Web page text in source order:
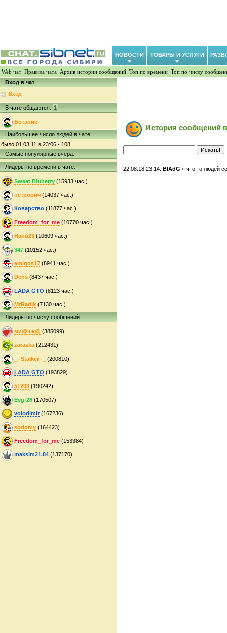
НОВОСТИ ТОВАРЫ И УСЛУГИ
Web чат Правила чата Архив истории сообщений Топ по времени Топ по числу
Вход в чат
Вход
В чате общаются: 1
Ботаник
Наибольшее число людей в чате:
было 01.03.11 в 23:06 - 108
Самые популярные вчера:
Лидеры по времени в чате:
Sweet Bluberry (15933 час.)
петрович (14037 час.)
Коварство (11877 час.)
Freedom_for_me (10770 час.)
Наив23 (10609 час.)
347 (10152 час.)
amigos17 (8941 час.)
Dens (8437 час.)
LADA GTO (8123 час.)
MrRadik (7130 час.)
Лидеры по числу сообщений:
ми@шк@ (385099)
zarazka (212431)
_- Stalker -_ (200810)
LADA GTO (193829)
51203 (190242)
Evg-28 (170507)
volodimir(167236)
sodomy (164423)
Freedom_for_me (153384)
maksim21.84 (137170)
История сообщений
22.08.18 23:14: BlAdG » что то людей